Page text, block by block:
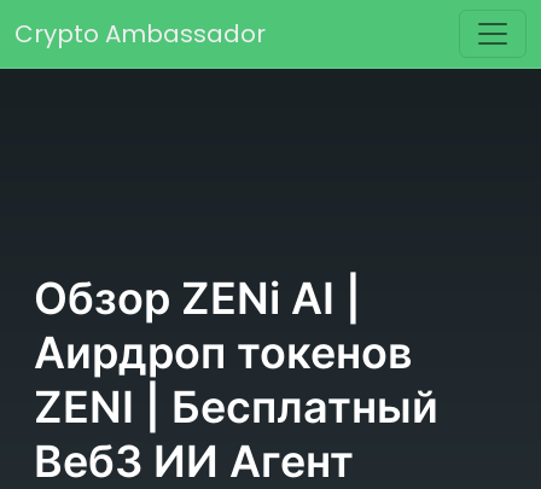
Основная навигация
Crypto Ambassador
Обзор ZENi AI |
Аирдроп токенов
ZENI | Бесплатный
Веб3 ИИ Агент